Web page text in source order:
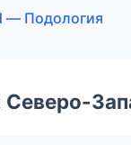
— Подология
Северо-